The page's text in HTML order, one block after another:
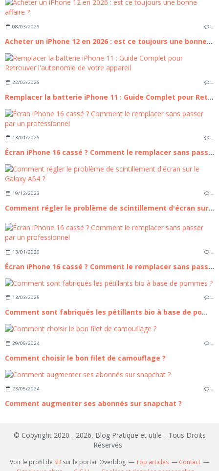
08/03/2026 …
Acheter un iPhone 12 en 2026 : est ce toujours une bonne affaire ?
22/02/2026 …
Remplacer la batterie iPhone 11 : Guide Complet pour Retrouver l'autonomie de votre appareil
13/01/2026 …
Écran iPhone 16 cassé ? Comment le remplacer sans passer par un professionnel
19/12/2023 …
Comment régler le problème de scintillement d'écran sur le Galaxy A54 ?
13/01/2026
Écran iPhone 16 cassé ? Comment le remplacer sans passer par un professionnel
13/03/2025 …
Comment sont fabriqués les pétillants bio à base de pommes ?
29/05/2024 …
Comment choisir le bon filet de camouflage ?
23/05/2024 …
Comment augmenter ses abonnés sur snapchat ?
© Copyright 2020 - 2026, Blog Pratique et utile - Tous Droits
Réservés
Voir le profil de SB sur le portail Overblog Top articles
Contact